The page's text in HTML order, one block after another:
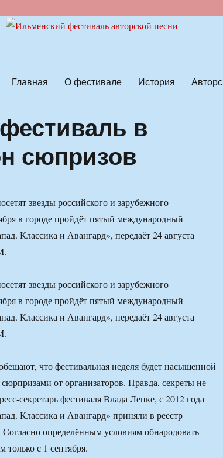
Главная О фестивале История
в
сюпризов
звезды российского и зарубежного
в городе пройдёт пятый международный
Классика и Авангард», передаёт 24 августа
звезды российского и зарубежного
в городе пройдёт пятый международный
Классика и Авангард», передаёт 24 августа
что фестивальная неделя будет насыщенной
от организаторов. Правда, секреты не
секретарь фестиваля Влада Лепке, с 2012 года
Классика и Авангард» приняли в реестр
определённым условиям обнародовать
с 1 сентября.